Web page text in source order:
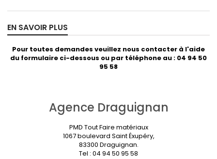
EN SAVOIR PLUS
Pour toutes demandes veuillez nous contacter à l'aide
du formulaire ci-dessous ou par téléphone au : 04 94 50
95 58
Agence Draguignan
PMD Tout Faire matériaux
1067 boulevard Saint Éxupéry,
83300 Draguignan.
Tel : 04 94 50 95 58